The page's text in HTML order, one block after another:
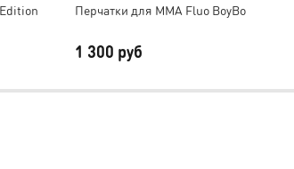
Перчатки для MMA Fluo BoyBo
1 300 руб